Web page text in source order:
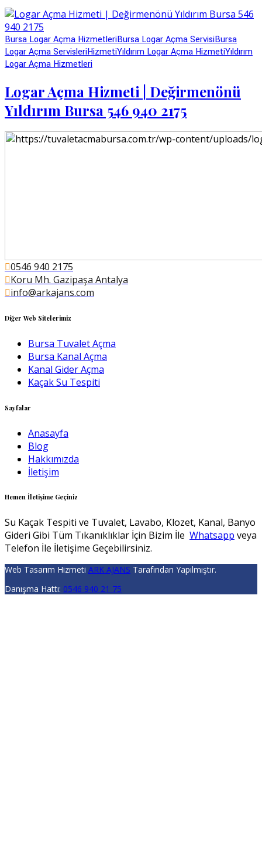
Bursa Logar Açma HizmetleriBursa Logar Açma ServisiBursa
Logar Açma ServisleriHizmetiYıldırım Logar Açma HizmetiYıldırım
Logar Açma Hizmetleri
Logar Açma Hizmeti | Değirmenönü
Yıldırım Bursa 546 940 2175
0546 940 2175
Koru Mh. Gazipaşa Antalya
info@arkajans.com
Diğer Web Sitelerimiz
Bursa Tuvalet Açma
Bursa Kanal Açma
Kanal Gider Açma
Kaçak Su Tespiti
Sayfalar
Anasayfa
Blog
Hakkımızda
İletişim
Hemen İletişime Geçiniz
Su Kaçak Tespiti ve Tuvalet, Lavabo, Klozet, Kanal, Banyo
Gideri Gibi Tüm Tıkanıklıklar İçin Bizim İle Whatsapp veya
Telefon İle İletişime Geçebilirsiniz.
Web Tasarım Hizmeti ARK AJANS Tarafından Yapılmıştır.
Danışma Hattı: 0546 940 21 75